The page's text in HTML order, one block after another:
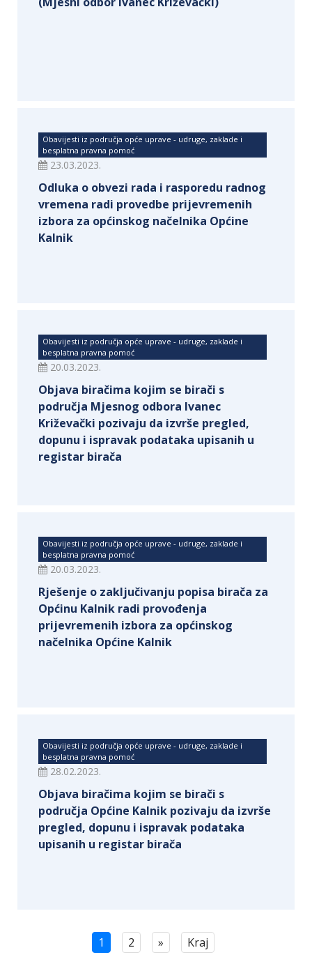
Obavijesti iz područja opće uprave - udruge, zaklade i
besplatna pravna pomoć
23.03.2023.
Odluka o obvezi rada i rasporedu radnog
vremena radi provedbe prijevremenih
izbora za općinskog načelnika Općine
Kalnik
Obavijesti iz područja opće uprave - udruge, zaklade i
besplatna pravna pomoć
20.03.2023.
Objava biračima kojim se birači s
područja Mjesnog odbora Ivanec
Križevački pozivaju da izvrše pregled,
dopunu i ispravak podataka upisanih u
registar birača
Obavijesti iz područja opće uprave - udruge, zaklade i
besplatna pravna pomoć
20.03.2023.
Rješenje o zaključivanju popisa birača za
Općinu Kalnik radi provođenja
prijevremenih izbora za općinskog
načelnika Općine Kalnik
Obavijesti iz područja opće uprave - udruge, zaklade i
besplatna pravna pomoć
28.02.2023.
Objava biračima kojim se birači s
područja Općine Kalnik pozivaju da izvrše
pregled, dopunu i ispravak podataka
upisanih u registar birača
1 2 »
Kraj